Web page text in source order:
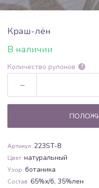
Краш-лён
В наличии
Количество рулонов ?
-
Артикул 223ST-8
Цвет натуральный
Узор ботаника
Состав 65%х/б, 35%лен